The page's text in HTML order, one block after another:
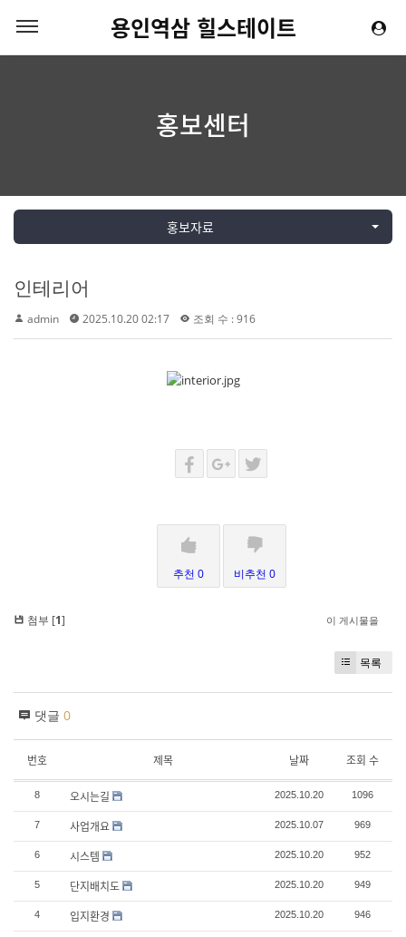
용인역삼 힐스테이트
홍보센터
홍보자료
인테리어
admin 2025.10.20 02:17 조회 수 : 916
추천 0 비추천 0
첨부 [1] 이 게시물을
목록
댓글 0
번호 제목 날짜 조회 수
8 오시는길 2025.10.20 1096
7 사업개요 2025.10.07 969
6 시스템 2025.10.20 952
5 단지배치도 2025.10.20 949
4 입지환경 2025.10.20 946